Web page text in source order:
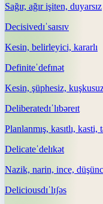
Sağır, ağır işiten, duyarsız
Decisivedɪˈsaɪsɪv
Kesin, belirleyici, kararlı
Definiteˈdefɪnət
Kesin, şüphesiz,
Deliberatedɪˈlɪbəreɪt
Planlanmış, kasıtlı, kasti,
Delicateˈdelɪkət
Nazik, narin, ince,
Deliciousdɪˈlɪʃəs